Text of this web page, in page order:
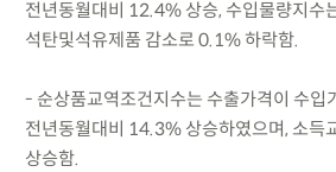
전년동월대비 12.4% 상승, 수입물량지수
석탄및석유제품 감소로 0.1% 하락함.
- 순상품교역조건지수는 수출가격이 수입
전년동월대비 14.3% 상승하였으며, 소득
상승함.